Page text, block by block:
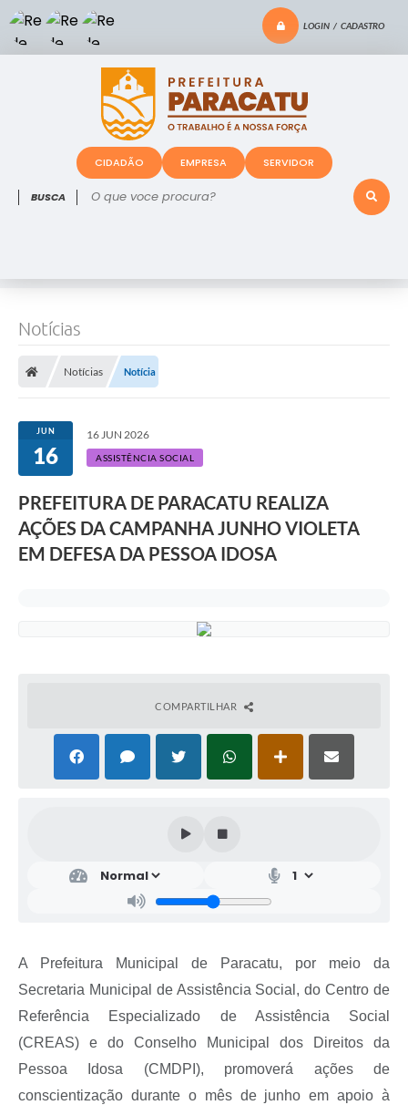
LOGIN / CADASTRO
O que voce procura?
CIDADÃO EMPRESA SERVIDOR
Notícias
Notícias Notícia
JUN
16
16 JUN 2026
ASSISTÊNCIA SOCIAL
PREFEITURA DE PARACATU REALIZA
AÇÕES DA CAMPANHA JUNHO VIOLETA
EM DEFESA DA PESSOA IDOSA
COMPARTILHAR
A Prefeitura Municipal de Paracatu, por meio da
Secretaria Municipal de Assistência Social, do Centro de
Referência Especializado de Assistência Social
(CREAS) e do Conselho Municipal dos Direitos da
Pessoa Idosa (CMDPI), promoverá ações de
conscientização durante o mês de junho em apoio à